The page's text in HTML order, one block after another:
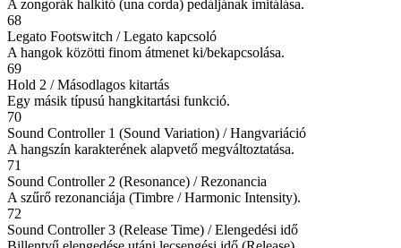
A zongorák halkító (una corda) pedáljának imitálása.
68
Legato Footswitch / Legato kapcsoló
A hangok közötti finom átmenet ki/bekapcsolása.
69
Hold 2 / Másodlagos kitartás
Egy másik típusú hangkitartási funkció.
70
Sound Controller 1 (Sound Variation) / Hangvariáció
A hangszín karakterének alapvető megváltoztatása.
71
Sound Controller 2 (Resonance) / Rezonancia
A szűrő rezonanciája (Timbre / Harmonic Intensity).
72
Sound Controller 3 (Release Time) / Elengedési idő